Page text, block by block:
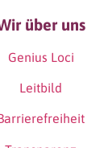
über uns
Genius Loci
Leitbild